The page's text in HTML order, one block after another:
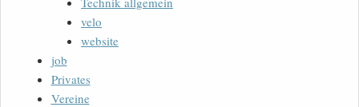
velo
website
job
Privates
Vereine